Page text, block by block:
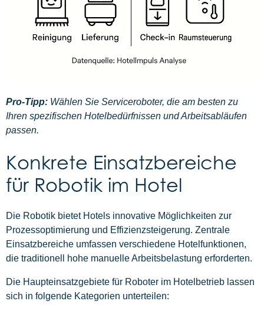
Pro-Tipp: Wählen Sie Serviceroboter, die am besten zu
Ihren spezifischen Hotelbedürfnissen und Arbeitsabläufen
passen.
Konkrete Einsatzbereiche
für Robotik im Hotel
Die Robotik bietet Hotels innovative Möglichkeiten zur
Prozessoptimierung und Effizienzsteigerung. Zentrale
Einsatzbereiche umfassen verschiedene Hotelfunktionen,
die traditionell hohe manuelle Arbeitsbelastung erforderten.
Die Haupteinsatzgebiete für Roboter im Hotelbetrieb lassen
sich in folgende Kategorien unterteilen: